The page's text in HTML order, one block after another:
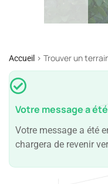
Accueil > Trouver un
Votre message a
Votre message a été
chargera de revenir